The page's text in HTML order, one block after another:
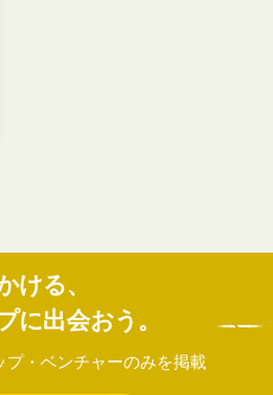
ける、
に出会おう。
プ・ベンチャーのみを掲載